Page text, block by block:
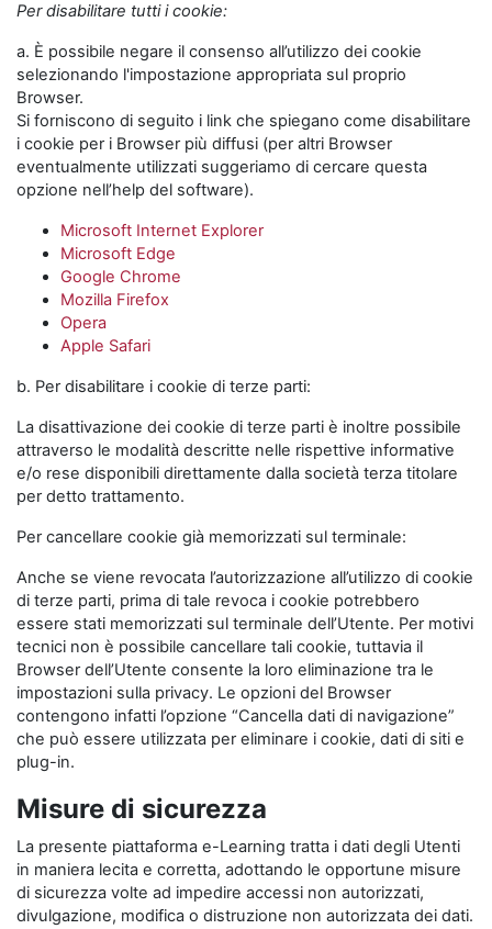
Per disabilitare tutti i cookie:
a. È possibile negare il consenso all’utilizzo dei cookie
selezionando l'impostazione appropriata sul proprio
Browser.
Si forniscono di seguito i link che spiegano come disabilitare
i cookie per i Browser più diffusi (per altri Browser
eventualmente utilizzati suggeriamo di cercare questa
opzione nell’help del software).
Microsoft Internet Explorer
Microsoft Edge
Google Chrome
Mozilla Firefox
Opera
Apple Safari
b. Per disabilitare i cookie di terze parti:
La disattivazione dei cookie di terze parti è inoltre possibile
attraverso le modalità descritte nelle rispettive informative
e/o rese disponibili direttamente dalla società terza titolare
per detto trattamento.
Per cancellare cookie già memorizzati sul terminale:
Anche se viene revocata l’autorizzazione all’utilizzo di cookie
di terze parti, prima di tale revoca i cookie potrebbero
essere stati memorizzati sul terminale dell’Utente. Per motivi
tecnici non è possibile cancellare tali cookie, tuttavia il
Browser dell’Utente consente la loro eliminazione tra le
impostazioni sulla privacy. Le opzioni del Browser
contengono infatti l’opzione “Cancella dati di navigazione”
che può essere utilizzata per eliminare i cookie, dati di siti e
plug-in.
Misure di sicurezza
La presente piattaforma e-Learning tratta i dati degli Utenti
in maniera lecita e corretta, adottando le opportune misure
di sicurezza volte ad impedire accessi non autorizzati,
divulgazione, modifica o distruzione non autorizzata dei dati.